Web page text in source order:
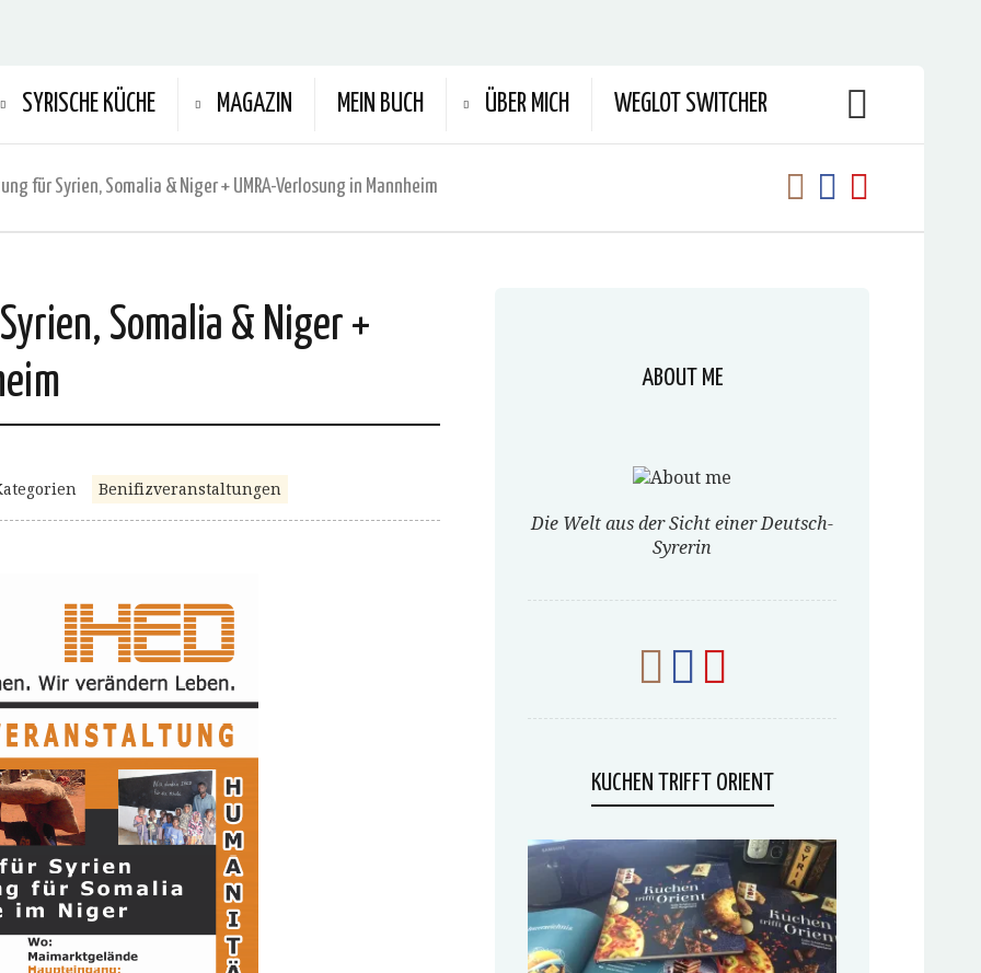
SYRISCHE KÜCHE MAGAZIN MEIN BUCH ÜBER MICH WEGLOT SWITCHER
Benefizveranstaltung für Syrien, Somalia & Niger + UMRA-Verlosung‏ in Mannheim
Somalia & Niger +
Benifizveranstaltungen
ABOUT ME
Die Welt aus der Sicht einer Deutsch-
Syrerin
KUCHEN TRIFFT ORIENT